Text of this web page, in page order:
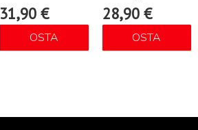
31,90€
OSTA
28,90 €
OSTA